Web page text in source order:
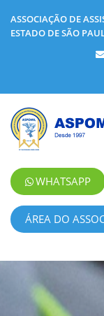
ASSOCIAÇÃO DE
ESTADO DE SÃO
WHATSAPP
ÁREA DO